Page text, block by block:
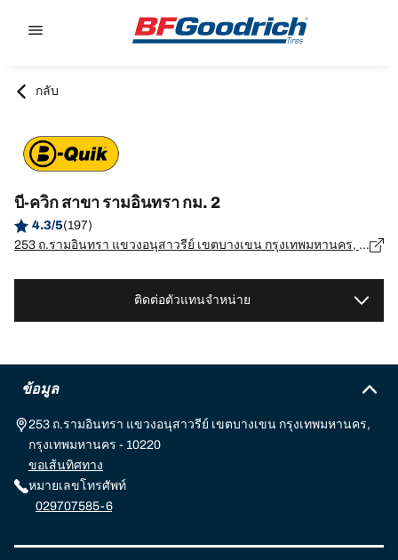
กลับ
บี-ควิก สาขา รามอินทรา กม. 2
4.3/5(197)
253 ถ.รามอินทรา แขวงอนุสาวรีย์ เขตบางเขน กรุงเทพมหานคร, กรุงเทพมหานคร - 10220
ติดต่อตัวแทนจำหน่าย
ข้อมูล
253 ถ.รามอินทรา แขวงอนุสาวรีย์ เขตบางเขน กรุงเทพมหานคร,
กรุงเทพมหานคร - 10220
ขอเส้นทิศทาง
หมายเลขโทรศัพท์
029707585-6